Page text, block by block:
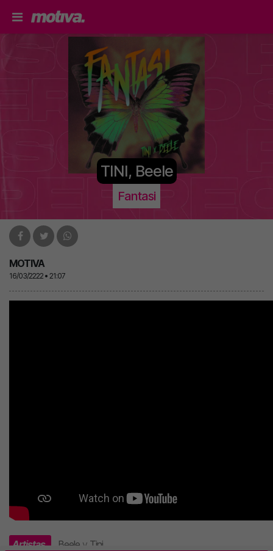
TINI, Beele
Fantasi
MOTIVA
16/03/2222 • 21:07
Artistas Beele y Tini